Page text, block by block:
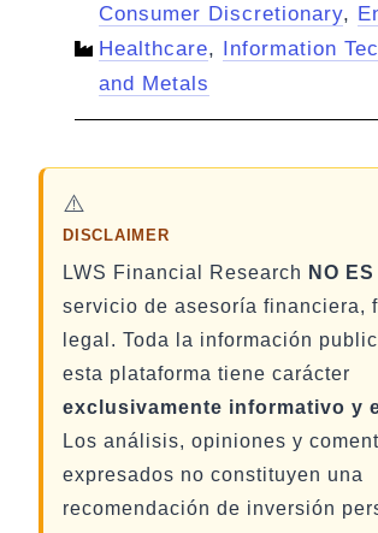
Consumer Discretionary,
Healthcare, Information
and Metals
⚠️
DISCLAIMER
LWS Financial Research NO ES
servicio de asesoría financiera,
legal. Toda la información
esta plataforma tiene carácter
exclusivamente informativo y
Los análisis, opiniones y
expresados no constituyen una
recomendación de inversión